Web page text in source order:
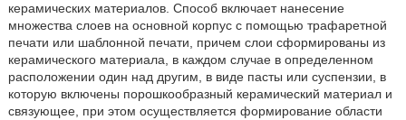
керамических материалов. Способ включает нанесение
множества слоев на основной корпус с помощью трафаретной
печати или шаблонной печати, причем слои сформированы из
керамического материала, в каждом случае в определенном
расположении один над другим, в виде пасты или суспензии, в
которую включены порошкообразный керамический материал и
связующее, при этом осуществляется формирование области